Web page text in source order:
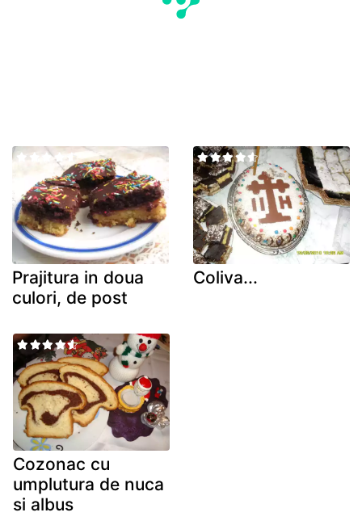
Prajitura in doua
culori, de post
Coliva...
Cozonac cu
umplutura de nuca
si albus